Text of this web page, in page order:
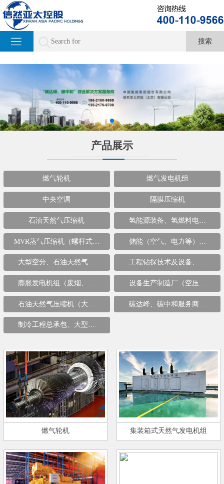
产品展示
燃气轮机 燃气发电机组
中央空调 隔膜压缩机
石油天然气压缩机 氢能源装备、氢燃料电…
MVR蒸气压缩机（螺杆式… 储能（空气、电力等）…
大型空分、石油天然气… 工程钻探技术及设备、…
膨胀发电机组（废烟、… 设备生产制造厂（空压…
石油天然气压缩机（大… 碳达峰、碳中和服务商…
制冷工程总承包、大型…
燃气轮机 集装箱式天然气发电机组